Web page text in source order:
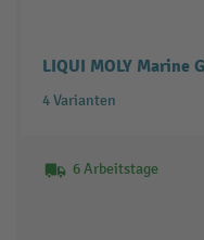
LIQUI MOLY Marine
4 Varianten
6 Arbeitstage